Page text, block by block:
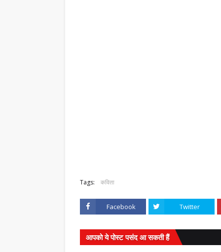
Tags: कविता
Facebook Twitter
आपको ये पोस्ट पसंद आ सकती हैं